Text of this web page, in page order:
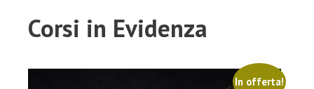
Corsi in Evidenza
In offerta!